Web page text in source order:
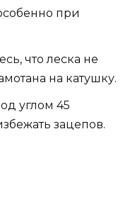
при
что леска не
на катушку.
углом 45
зацепов.